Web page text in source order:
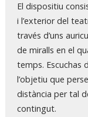
El dispositiu
i l’exterior del
través d’uns
de miralls en el
temps. Escuchas
l’objetiu que
distància per tal
contingut.